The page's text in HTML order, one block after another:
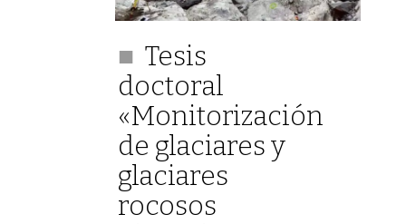
Tesis
doctoral
«Monitorización
de glaciares y
glaciares
rocosos